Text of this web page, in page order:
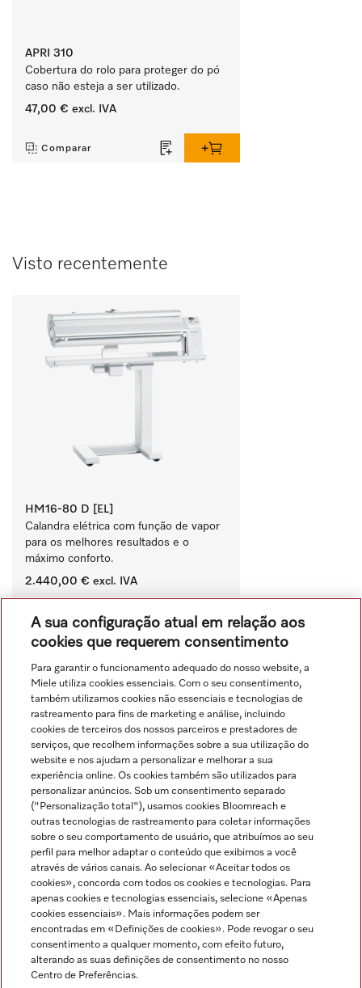
APRI 310
Cobertura do rolo para proteger do pó
caso não esteja a ser utilizado.
47,00 € excl. IVA
Comparar
Visto recentemente
HM16-80 D [EL]
Calandra elétrica com função de vapor
para os melhores resultados e o
máximo conforto.
2.440,00 € excl. IVA
‏‏‎ ‎
Comparar
Ver tudo
Navegação
Serviço
A sua configuração atual em relação aos
cookies que requerem consentimento
Para garantir o funcionamento adequado do nosso website, a
Miele utiliza cookies essenciais. Com o seu consentimento,
também utilizamos cookies não essenciais e tecnologias de
rastreamento para fins de marketing e análise, incluindo
cookies de terceiros dos nossos parceiros e prestadores de
serviços, que recolhem informações sobre a sua utilização do
website e nos ajudam a personalizar e melhorar a sua
experiência online. Os cookies também são utilizados para
personalizar anúncios. Sob um consentimento separado
("Personalização total"), usamos cookies Bloomreach e
outras tecnologias de rastreamento para coletar informações
sobre o seu comportamento de usuário, que atribuímos ao seu
perfil para melhor adaptar o conteúdo que exibimos a você
através de vários canais. Ao selecionar «Aceitar todos os
cookies», concorda com todos os cookies e tecnologias. Para
apenas cookies e tecnologias essenciais, selecione «Apenas
cookies essenciais». Mais informações podem ser
encontradas em «Definições de cookies». Pode revogar o seu
consentimento a qualquer momento, com efeito futuro,
alterando as suas definições de consentimento no nosso
Centro de Preferências.